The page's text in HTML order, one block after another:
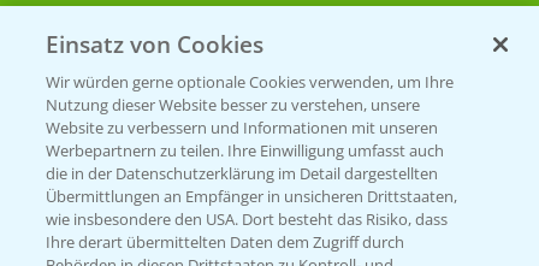
Beratung auf WhatsApp
T.+49 (0)174 346 564 1
KONTAKT
Hilfe in Notfällen
T.+49 (0)214/30-20220
Einsatz von Cookies
Wir würden gerne optionale Cookies verwenden, um Ihre
Nutzung dieser Website besser zu verstehen, unsere
Website zu verbessern und Informationen mit unseren
Werbepartnern zu teilen. Ihre Einwilligung umfasst auch
die in der Datenschutzerklärung im Detail dargestellten
Übermittlungen an Empfänger in unsicheren Drittstaaten,
wie insbesondere den USA. Dort besteht das Risiko, dass
Ihre derart übermittelten Daten dem Zugriff durch